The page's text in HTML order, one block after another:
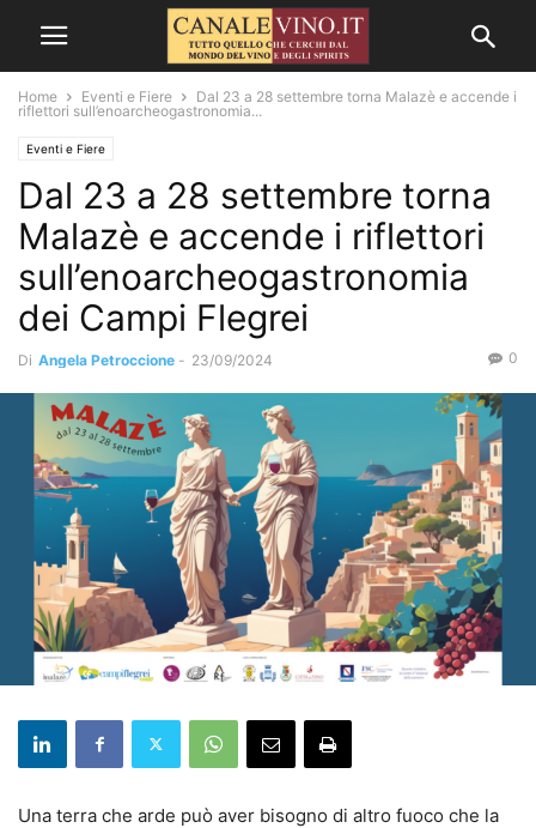
Home Eventi e Fiere
Dal 23 a 28 settembre torna Malazè e accende i
riflettori sull’enoarcheogastronomia...
Eventi e Fiere
Dal 23 a 28 settembre torna
Malazè e accende i riflettori
sull’enoarcheogastronomia
dei Campi Flegrei
Di Angela Petroccione - 23/09/2024 0
Una terra che arde può aver bisogno di altro fuoco che la